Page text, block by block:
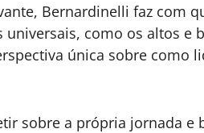
Bernardinelli faz com
universais, como os altos e
única sobre como
sobre a própria jornada e